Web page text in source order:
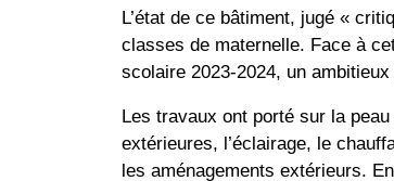
L’état de ce bâtiment, jugé «
classes de maternelle. Face à
scolaire 2023-2024, un
Les travaux ont porté sur la
extérieures, l’éclairage, le
les aménagements extérieurs.